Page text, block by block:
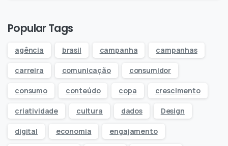
Popular Tags
agência brasil campanha campanhas
carreira comunicação consumidor
consumo conteúdo copa crescimento
criatividade cultura dados Design
digital economia engajamento